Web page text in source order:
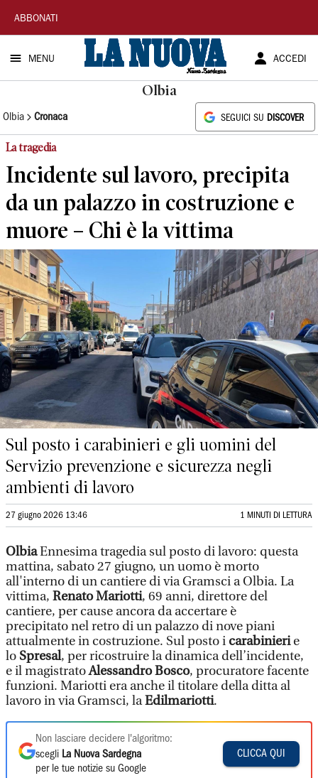
La
Nuova
Sardegna
ABBONATI
MENU ACCEDI
Olbia
Olbia Cronaca SEGUICI SU DISCOVER
La tragedia
Incidente sul lavoro, precipita
da un palazzo in costruzione e
muore – Chi è la vittima
Sul posto i carabinieri e gli uomini del
Servizio prevenzione e sicurezza negli
ambienti di lavoro
27 giugno 2026 13:46 1 MINUTI DI LETTURA
OlbiaEnnesima tragedia sul posto di lavoro: questa
mattina, sabato 27 giugno, un uomo è morto
all'interno di un cantiere di via Gramsci a Olbia. La
vittima, Renato Mariotti, 69 anni, direttore del
cantiere, per cause ancora da accertare è
precipitato nel retro di un palazzo di nove piani
attualmente in costruzione. Sul posto i carabinierie
lo Spresal, per ricostruire la dinamica dell’incidente,
e il magistratoAlessandro Bosco, procuratore facente
funzioni. Mariotti era anche il titolare della ditta al
lavoro in via Gramsci, laEdilmariotti.
Non lasciare decidere l'algoritmo:
scegli La Nuova Sardegna
per le tue notizie su Google
CLICCA QUI